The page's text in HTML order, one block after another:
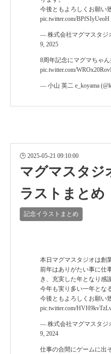
今後ともよろしくお願い
pic.twitter.com/BPfSIyUeoH
— 株式会社マグマスタジ
9, 2025
8周年記念にマグマちゃん
pic.twitter.com/
— 小山 英二 e_koyama
2025-05-21 09:10:00
マグマスタジ
ラストまとめ
記念イラストまとめ
本日マグマスタジオは創
前年はありがたい事に仕
き、充実した年となり感
今年も実り多い一年とな
今後ともよろしくお願い
pic.twitter.com/
— 株式会社マグマスタジ
9, 2024
仕事の合間にゲームに出